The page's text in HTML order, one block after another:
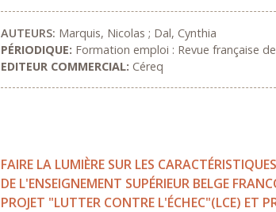
AUTEURS: Marquis, Nicolas ; Dal, Cynthia
PÉRIODIQUE: Formation emploi : Revue française
EDITEUR COMMERCIAL: Céreq
FAIRE LA LUMIÈRE SUR LES
DE L'ENSEIGNEMENT SUPÉRIEUR BELGE
PROJET "LUTTER CONTRE L'ÉCHEC"(LCE) ET